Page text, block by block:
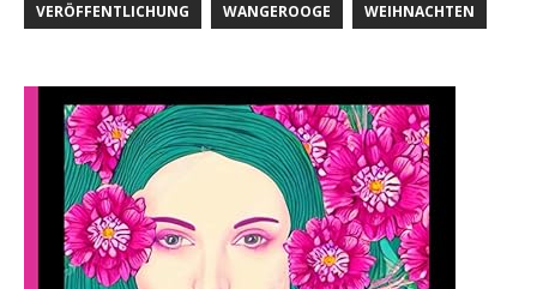
VERÖFFENTLICHUNG WANGEROOGE WEIHNACHTEN